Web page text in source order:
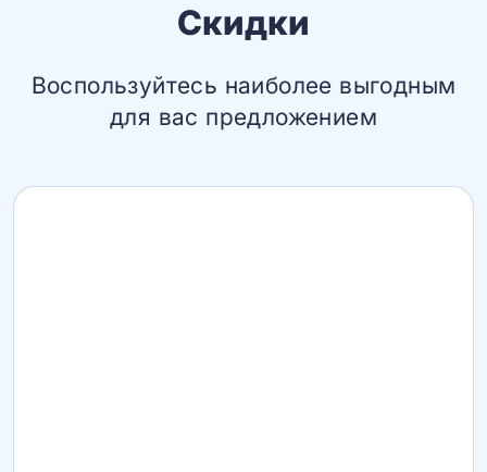
Скидки
Воспользуйтесь наиболее выгодным
для вас предложением